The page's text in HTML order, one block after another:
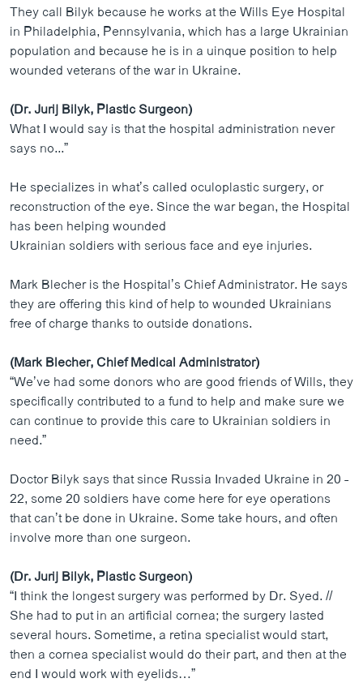
They call Bilyk because he works at the Wills Eye Hospital
in Philadelphia, Pennsylvania, which has a large Ukrainian
population and because he is in a uinque position to help
wounded veterans of the war in Ukraine.
(Dr. Jurij Bilyk, Plastic Surgeon)
What I would say is that the hospital administration never
says no...”
He specializes in what’s called oculoplastic surgery, or
reconstruction of the eye. Since the war began, the Hospital
has been helping wounded
Ukrainian soldiers with serious face and eye injuries.
Mark Blecher is the Hospital’s Chief Administrator. He says
they are offering this kind of help to wounded Ukrainians
free of charge thanks to outside donations.
(Mark Blecher, Chief Medical Administrator)
“We’ve had some donors who are good friends of Wills, they
specifically contributed to a fund to help and make sure we
can continue to provide this care to Ukrainian soldiers in
need.”
Doctor Bilyk says that since Russia Invaded Ukraine in 20 -
22, some 20 soldiers have come here for eye operations
that can’t be done in Ukraine. Some take hours, and often
involve more than one surgeon.
(Dr. Jurij Bilyk, Plastic Surgeon)
“I think the longest surgery was performed by Dr. Syed. //
She had to put in an artificial cornea; the surgery lasted
several hours. Sometime, a retina specialist would start,
then a cornea specialist would do their part, and then at the
end I would work with eyelids…”